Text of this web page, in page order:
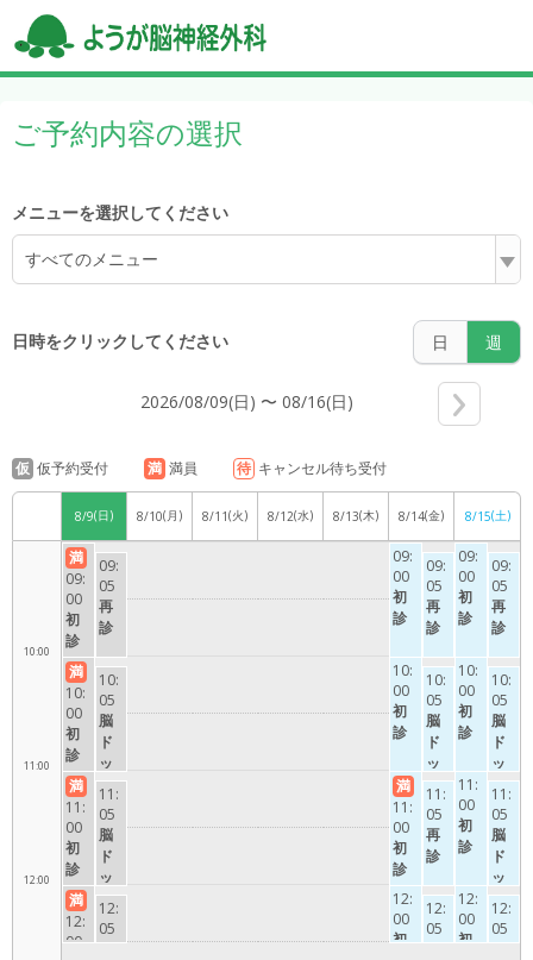
ご予約内容の選択
メニューを選択してください
すべてのメニュー
日時をクリックしてください 日 週
2026/08/09(日) 〜 08/16(日)
仮 仮予約受付 満 満員 待 キャンセル待ち受付
8/9(日) 8/10(月) 8/11(火) 8/12(水) 8/13(木) 8/14(金) 8/15(土)
5:00
9:00
10:00
11:00
12:00
満
09:
00
初
診
満
10:
00
初
診
満
11:
00
初
診
満
12:
00
09:
05
再
診
10:
05
脳
ド
ッ
ク
11:
05
脳
ド
ッ
ク
12:
05
再
09:
00
初
診
10:
00
初
診
満
11:
00
初
診
12:
00
初
09:
05
再
診
10:
05
脳
ド
ッ
ク
11:
05
再
診
12:
05
再
09:
00
初
診
10:
00
初
診
11:
00
初
診
12:
00
初
09:
05
再
診
10:
05
脳
ド
ッ
ク
11:
05
脳
ド
ッ
ク
12:
05
再